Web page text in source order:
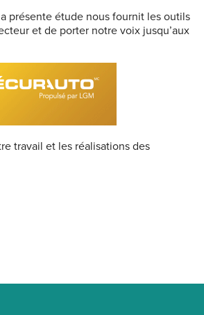
présente étude nous fournit les outils
et de porter notre voix jusqu’aux
travail et les réalisations des